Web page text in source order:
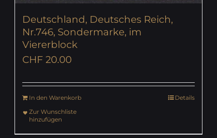
Deutschland, Deutsches Reich,
Nr.746, Sondermarke, im
Viererblock
CHF 20.00
In den Warenkorb
Details
Zur Wunschliste
hinzufügen